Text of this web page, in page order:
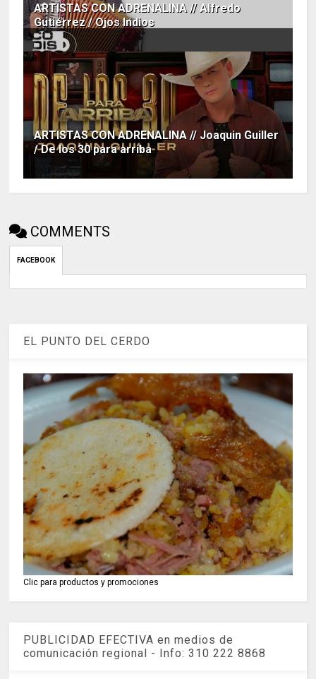
ARTISTAS CON ADRENALINA // Alfredo
Gutiérrez / Ojos Indios
ARTISTAS CON ADRENALINA // Joaquin Guiller
/ De los 30 para arriba
COMMENTS
FACEBOOK
EL PUNTO DEL CERDO
Clic para productos y promociones
PUBLICIDAD EFECTIVA en medios de
comunicación regional - Info: 310 222 8868